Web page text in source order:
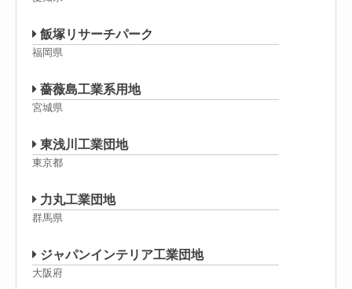
飯塚リサーチパーク
福岡県
薔薇島工業系用地
宮城県
東浅川工業団地
東京都
力丸工業団地
群馬県
ジャパンインテリア工業団地
大阪府